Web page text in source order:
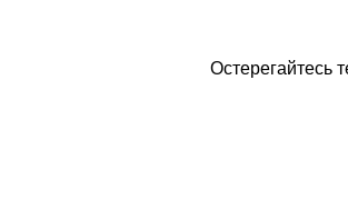
Остерегайтесь